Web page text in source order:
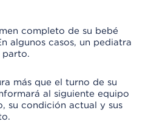
completo de su bebé
algunos casos, un pediatra
parto.
más que el turno de su
al siguiente equipo
su condición actual y sus